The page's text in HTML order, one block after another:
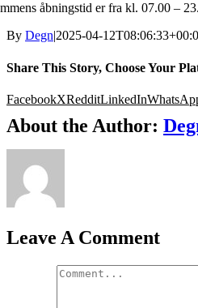
åbningstid er fra kl. 07.00 –
By Degn|2025-04-
Share This Story, Choose Your
FacebookXRedditLinkedIn
About the Author:
Leave A Comment